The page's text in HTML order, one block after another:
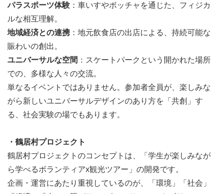
9月24日（最終日） 哺乳体験/アイヌコタン
パラスポーツ体験 ：車いすやボッチャを通じた、フィジカ
ルな相互理解。
地域経済との連携 ：地元飲食店の出店による、持続可能な
賑わいの創出。
ユニバーサルな空間 ：スケートパークという開かれた場所
での、多様な人々の交流。
単なるイベントではありません。参加者全員が、楽しみな
がら新しいユニバーサルデザインのあり方を「共創」す
る、社会実験の場でもあります。
・鶴居村プロジェクト
鶴居村プロジェクトのコンセプトは、「学生が楽しみなが
ら学べるボランティアx観光ツアー」の開発です。
企画・運営にあたり重視しているのが、「環境」「社会」